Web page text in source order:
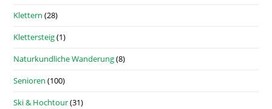
Klettern (28)
Klettersteig(1)
Naturkundliche Wanderung(8)
Senioren (100)
Ski & Hochtour(31)